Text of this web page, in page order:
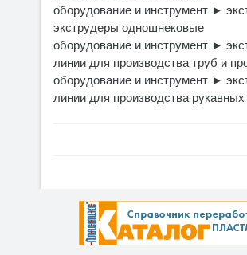
оборудование и инструмент ►
экструдеры одношнековые
оборудование и инструмент ►
линии для производства труб и
оборудование и инструмент ►
линии для производства